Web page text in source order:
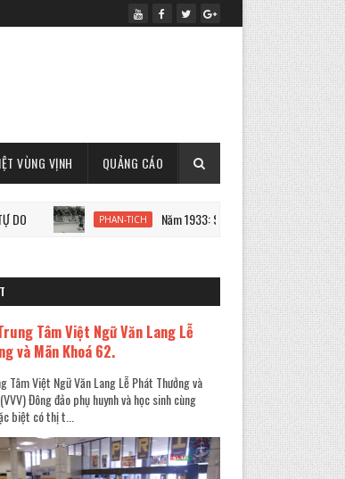
VÙNG VỊNH QUẢNG CÁO
PHAN-TICH Năm 1933: Staline tàn sát 7 triệu người Ukraine
Tâm Việt Ngữ Văn Lang Lễ
và Mãn Khoá 62.
Tâm Việt Ngữ Văn Lang Lễ Phát Thưởng và
Đông đảo phụ huynh và học sinh cùng
biệt có thị t...